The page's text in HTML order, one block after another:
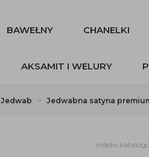
BAWEŁNY CHANELKI
AKSAMIT I WELURY
Jedwab Jedwabna satyna
indeks